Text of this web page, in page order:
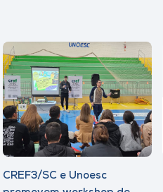
CREF3/SC e Unoesc